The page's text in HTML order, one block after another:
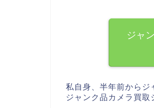
ジャ
私自身、半年前からジ
ジャンク品カメラ買取